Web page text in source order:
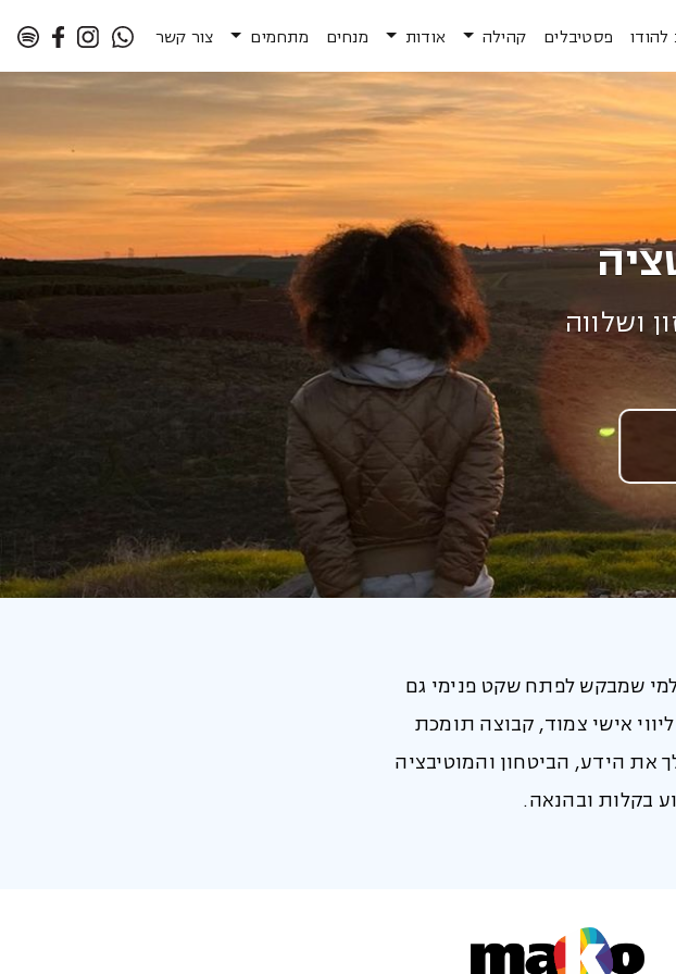
פסטיבלים קהילה אודות מנחים מתחמים צור קשר
ושלווה
שמבקש לפתח שקט פנימי גם
אישי צמוד, קבוצה תומכת
את הידע, הביטחון והמוטיבציה
בקלות ובהנאה.